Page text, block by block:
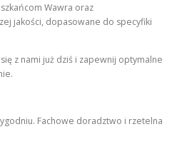
Wawra oraz
jakości, dopasowane do specyfiki
z nami już dziś i zapewnij optymalne
Fachowe doradztwo i rzetelna